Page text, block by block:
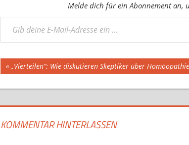
Melde dich für ein Abonnement an,
Gib deine E-Mail-Adresse ein ...
Beitragsnavigation
Vorheriger
„Vierteilen“: Wie diskutieren Skeptiker über
KOMMENTAR HINTERLASSEN